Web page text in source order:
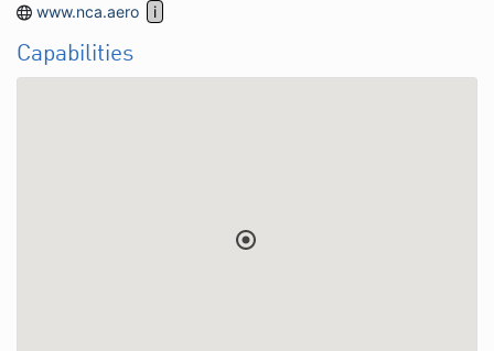
www.nca.aero
Capabilities